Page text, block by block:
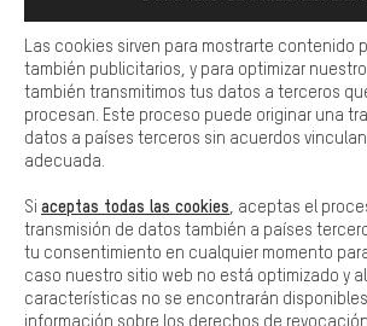
Configuración de las cookies Ajusta
Todos los precios indicados son en euros
gastos de envío aEstados
preguntas de forma rápida y sencilla.
Básica
Las cookies básicas aseguran que
Las cookies sirven para mostrarte contenido
también publicitarios, y para optimizar nuestro
también transmitimos tus datos a terceros
procesan. Este proceso puede originar una
datos a países terceros sin acuerdos
adecuada.
Si aceptas todas las cookies , aceptas el
transmisión de datos también a países
tu consentimiento en cualquier momento
caso nuestro sitio web no está optimizado y
características no se encontrarán
información sobre los derechos de revocación